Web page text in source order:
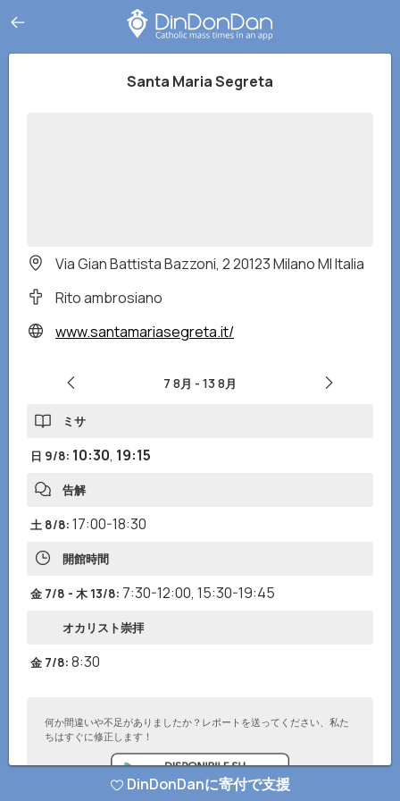
Santa Maria Segreta
Via Gian Battista Bazzoni, 2 20123 Milano MI Italia
Rito ambrosiano
www.santamariasegreta.it/
7 8月 - 13 8月
ミサ
日 9/8: 10:30, 19:15
告解
土 8/8: 17:00-18:30
開館時間
金 7/8 - 木 13/8: 7:30-12:00, 15:30-19:45
オカリスト崇拝
金 7/8: 8:30
何か間違いや不足がありましたか？レポートを送ってください、私た
ちはすぐに修正します！
DinDonDanに寄付で支援